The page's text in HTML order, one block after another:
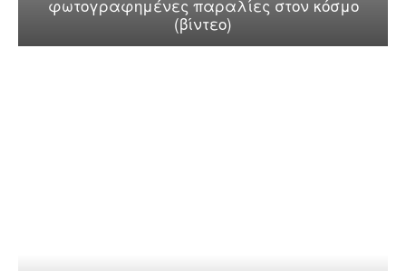
φωτογραφημένες παραλίες στον κόσμο
(βίντεο)